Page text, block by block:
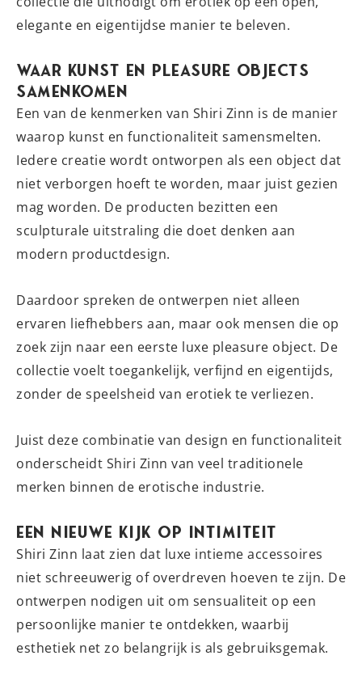
elegante en eigentijdse manier te beleven.
Waar Kunst en Pleasure Objects
Samenkomen
Een van de kenmerken van Shiri Zinn is de manier
waarop kunst en functionaliteit samensmelten.
Iedere creatie wordt ontworpen als een object dat
niet verborgen hoeft te worden, maar juist gezien
mag worden. De producten bezitten een
sculpturale uitstraling die doet denken aan
modern productdesign.
Daardoor spreken de ontwerpen niet alleen
ervaren liefhebbers aan, maar ook mensen die op
zoek zijn naar een eerste luxe pleasure object. De
collectie voelt toegankelijk, verfijnd en eigentijds,
zonder de speelsheid van erotiek te verliezen.
Juist deze combinatie van design en functionaliteit
onderscheidt Shiri Zinn van veel traditionele
merken binnen de erotische industrie.
Een Nieuwe Kijk op Intimiteit
Shiri Zinn laat zien dat luxe intieme accessoires
niet schreeuwerig of overdreven hoeven te zijn. De
ontwerpen nodigen uit om sensualiteit op een
persoonlijke manier te ontdekken, waarbij
esthetiek net zo belangrijk is als gebruiksgemak.